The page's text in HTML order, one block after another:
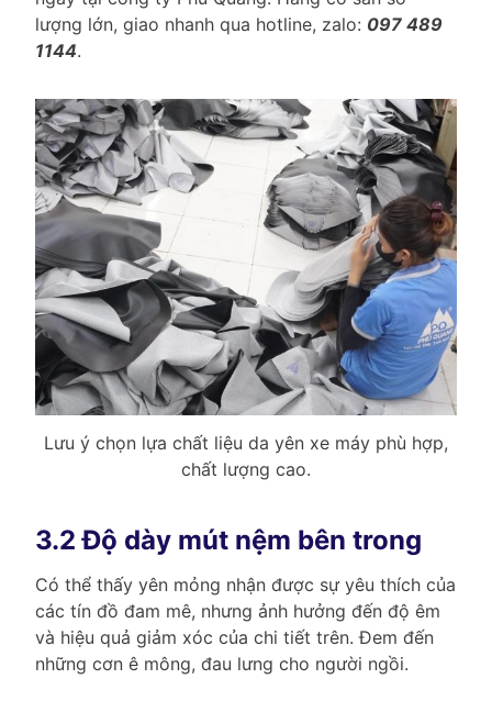
lượng lớn, giao nhanh qua hotline, zalo: 097 489
1144.
Lưu ý chọn lựa chất liệu da yên xe máy phù hợp,
chất lượng cao.
3.2 Độ dày mút nệm bên trong
Có thể thấy yên mỏng nhận được sự yêu thích của
các tín đồ đam mê, nhưng ảnh hưởng đến độ êm
và hiệu quả giảm xóc của chi tiết trên. Đem đến
những cơn ê mông, đau lưng cho người ngồi.